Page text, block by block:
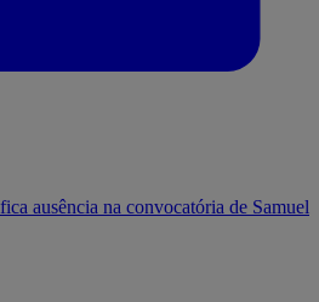
ausência na convocatória de Samuel